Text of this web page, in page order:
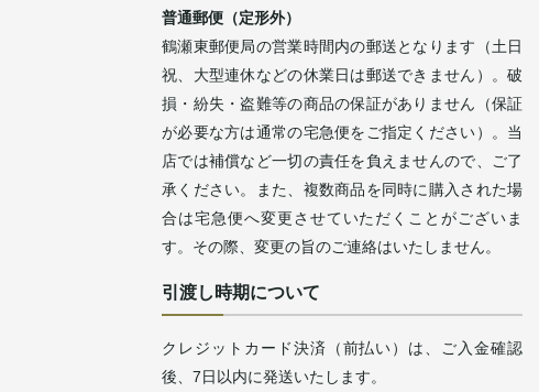
普通郵便（定形外）
鶴瀬東郵便局の営業時間内の郵送となります（土日
祝、大型連休などの休業日は郵送できません）。破
損・紛失・盗難等の商品の保証がありません（保証
が必要な方は通常の宅急便をご指定ください）。当
店では補償など一切の責任を負えませんので、ご了
承ください。また、複数商品を同時に購入された場
合は宅急便へ変更させていただくことがございま
す。その際、変更の旨のご連絡はいたしません。
引渡し時期について
クレジットカード決済（前払い）は、ご入金確認
後、7日以内に発送いたします。